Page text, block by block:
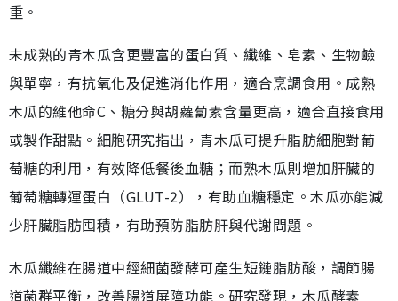
重。
未成熟的青木瓜含更豐富的蛋白質、纖維、皂素、生物鹼
與單寧，有抗氧化及促進消化作用，適合烹調食用。成熟
木瓜的維他命C、糖分與胡蘿蔔素含量更高，適合直接食用
或製作甜點。細胞研究指出，青木瓜可提升脂肪細胞對葡
萄糖的利用，有效降低餐後血糖；而熟木瓜則增加肝臟的
葡萄糖轉運蛋白（GLUT-2），有助血糖穩定。木瓜亦能減
少肝臟脂肪囤積，有助預防脂肪肝與代謝問題。
木瓜纖維在腸道中經細菌發酵可產生短鏈脂肪酸，調節腸
道菌群平衡，改善腸道屏障功能。研究發現，木瓜酵素